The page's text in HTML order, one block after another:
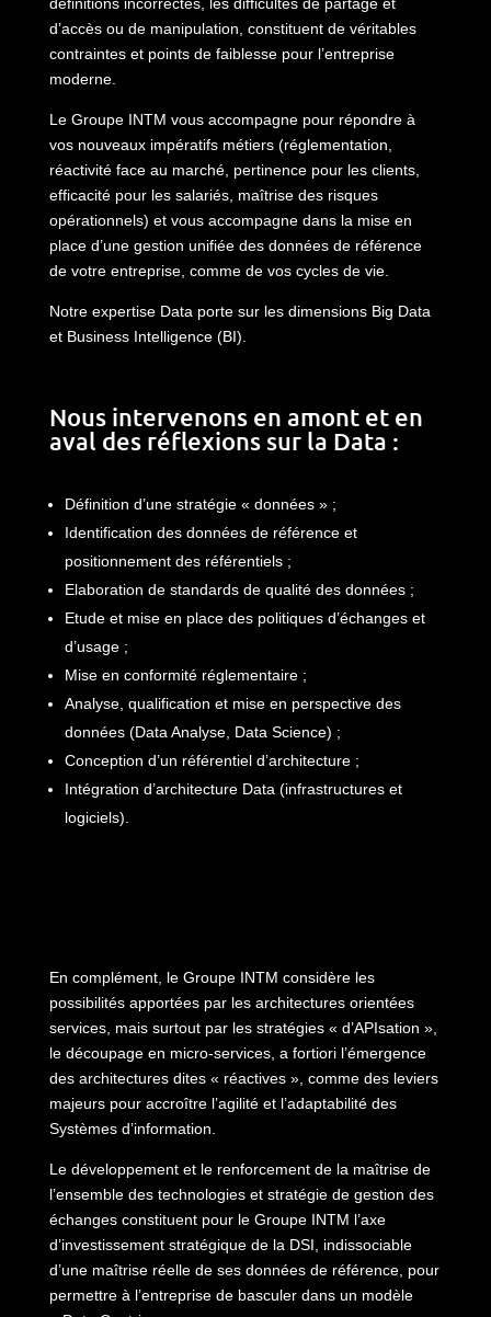
définitions incorrectes, les difficultés de partage et
d’accès ou de manipulation, constituent de véritables
contraintes et points de faiblesse pour l’entreprise
moderne.
Le Groupe INTM vous accompagne pour répondre à
vos nouveaux impératifs métiers (réglementation,
réactivité face au marché, pertinence pour les clients,
efficacité pour les salariés, maîtrise des risques
opérationnels) et vous accompagne dans la mise en
place d’une gestion unifiée des données de référence
de votre entreprise, comme de vos cycles de vie.
Notre expertise Data porte sur les dimensions Big Data
et Business Intelligence (BI).
Nous intervenons en amont et en
aval des réflexions sur la Data :
Définition d’une stratégie « données » ;
Identification des données de référence et
positionnement des référentiels ;
Elaboration de standards de qualité des données ;
Etude et mise en place des politiques d’échanges et
d’usage ;
Mise en conformité réglementaire ;
Analyse, qualification et mise en perspective des
données (Data Analyse, Data Science) ;
Conception d’un référentiel d’architecture ;
Intégration d’architecture Data (infrastructures et
logiciels).
En complément, le Groupe INTM considère les
possibilités apportées par les architectures orientées
services, mais surtout par les stratégies « d’APIsation »,
le découpage en micro-services, a fortiori l’émergence
des architectures dites « réactives », comme des leviers
majeurs pour accroître l’agilité et l’adaptabilité des
Systèmes d’information.
Le développement et le renforcement de la maîtrise de
l’ensemble des technologies et stratégie de gestion des
échanges constituent pour le Groupe INTM l’axe
d’investissement stratégique de la DSI, indissociable
d’une maîtrise réelle de ses données de référence, pour
permettre à l’entreprise de basculer dans un modèle